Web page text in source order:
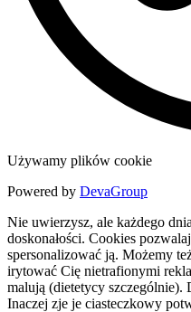
Używamy plików cookie
Powered by DevaGroup
Nie uwierzysz, ale każdego
doskonałości. Cookies
spersonalizować ją. Możemy
irytować Cię nietrafionymi
malują (dietetycy szczególnie).
Inaczej zje je ciasteczkowy